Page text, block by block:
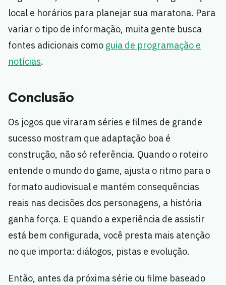
local e horários para planejar sua maratona. Para
variar o tipo de informação, muita gente busca
fontes adicionais como guia de programação e
notícias.
Conclusão
Os jogos que viraram séries e filmes de grande
sucesso mostram que adaptação boa é
construção, não só referência. Quando o roteiro
entende o mundo do game, ajusta o ritmo para o
formato audiovisual e mantém consequências
reais nas decisões dos personagens, a história
ganha força. E quando a experiência de assistir
está bem configurada, você presta mais atenção
no que importa: diálogos, pistas e evolução.
Então, antes da próxima série ou filme baseado